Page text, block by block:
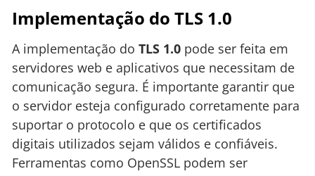
Implementação do TLS 1.0
A implementação do TLS 1.0 pode ser feita em
servidores web e aplicativos que necessitam de
comunicação segura. É importante garantir que
o servidor esteja configurado corretamente para
suportar o protocolo e que os certificados
digitais utilizados sejam válidos e confiáveis.
Ferramentas como OpenSSL podem ser